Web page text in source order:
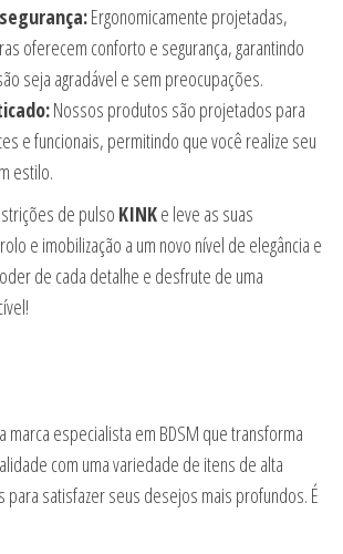
Ergonomicamente projetadas,
oferecem conforto e segurança, garantindo
seja agradável e sem preocupações.
Nossos produtos são projetados para
e funcionais, permitindo que você realize seu
estilo.
de pulso KINKe leve as suas
e imobilização a um novo nível de elegância e
de cada detalhe e desfrute de uma
marca especialista em BDSM que transforma
com uma variedade de itens de alta
satisfazer seus desejos mais profundos. É